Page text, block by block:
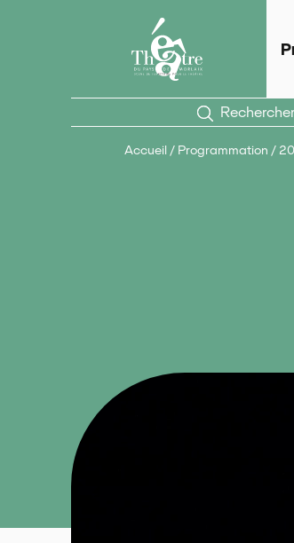
Rechercher
Accueil / Programmation /